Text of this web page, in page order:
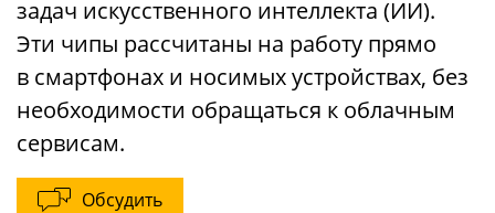
задач искусственного интеллекта (ИИ).
Эти чипы рассчитаны на работу прямо
в смартфонах и носимых устройствах, без
необходимости обращаться к облачным
сервисам.
Обсудить